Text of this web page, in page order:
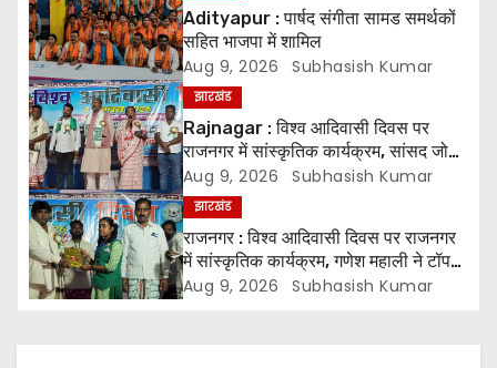
v
i
g
a
t
i
o
Adityapur : पार्षद संगीता सामड समर्थकों
सहित भाजपा में शामिल
Aug 9, 2026 Subhasish Kumar
झारखंड
Rajnagar : विश्व आदिवासी दिवस पर
राजनगर में सांस्कृतिक कार्यक्रम, सांसद जोबा
माझी ने एकजुटता का दिया संदेश
Aug 9, 2026 Subhasish Kumar
झारखंड
राजनगर : विश्व आदिवासी दिवस पर राजनगर
में सांस्कृतिक कार्यक्रम, गणेश महाली ने टॉपर
विद्यार्थियों को किया सम्मानित
Aug 9, 2026 Subhasish Kumar